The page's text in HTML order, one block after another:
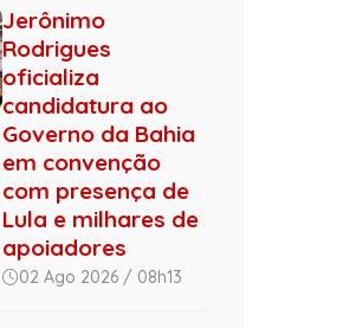
Jerônimo
Rodrigues
oficializa
candidatura ao
Governo da Bahia
em convenção
com presença de
Lula e milhares de
apoiadores
02 Ago 2026 / 08h13